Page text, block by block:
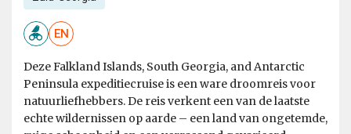
EN
Deze Falkland Islands, South Georgia, and Antarctic
Peninsula expeditiecruise is een ware droomreis voor
natuurliefhebbers. De reis verkent een van de laatste
echte wildernissen op aarde – een land van ongetemde,